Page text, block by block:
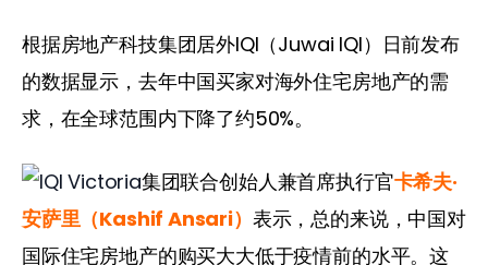
根据房地产科技集团居外IQI（Juwai IQI）日前发布
的数据显示，去年中国买家对海外住宅房地产的需
求，在全球范围内下降了约50%。
集团联合创始人兼首席执行官卡希夫·
安萨里（Kashif Ansari） 表示，总的来说，中国对
国际住宅房地产的购买大大低于疫情前的水平。这